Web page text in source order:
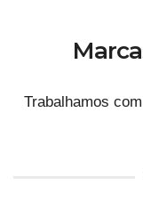
Trabalhamos